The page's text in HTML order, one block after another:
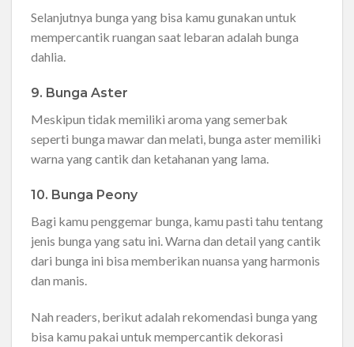
Selanjutnya bunga yang bisa kamu gunakan untuk
mempercantik ruangan saat lebaran adalah bunga
dahlia.
9. Bunga Aster
Meskipun tidak memiliki aroma yang semerbak
seperti bunga mawar dan melati, bunga aster memiliki
warna yang cantik dan ketahanan yang lama.
10. Bunga Peony
Bagi kamu penggemar bunga, kamu pasti tahu tentang
jenis bunga yang satu ini. Warna dan detail yang cantik
dari bunga ini bisa memberikan nuansa yang harmonis
dan manis.
Nah readers, berikut adalah rekomendasi bunga yang
bisa kamu pakai untuk mempercantik dekorasi